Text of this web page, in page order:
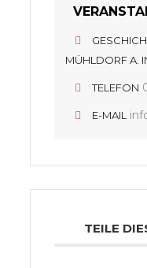
MÜHLDORF A.
TELEFON
E-MAIL
TEILE